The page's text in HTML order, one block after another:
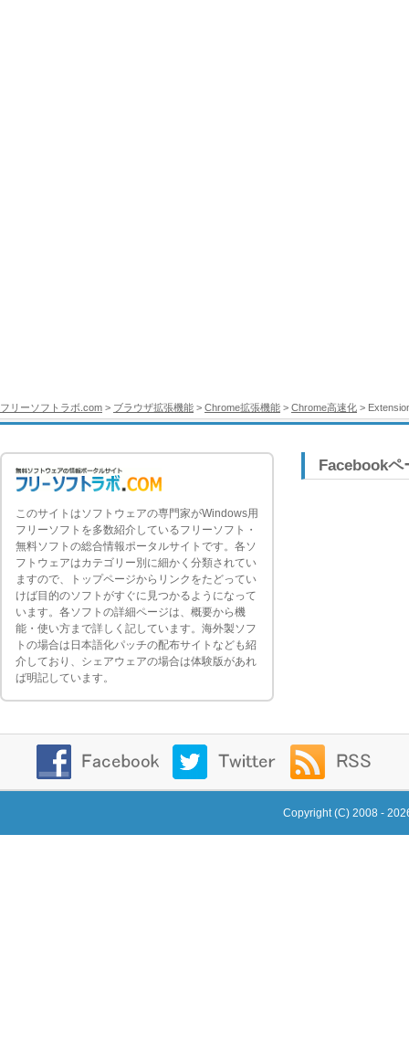
フリーソフトラボ.com > ブラウザ拡張機能 > Chrome拡張機能 > Chrome高速化 >
このサイトはソフトウェアの専門家がWindows用
フリーソフトを多数紹介しているフリーソフト・
無料ソフトの総合情報ポータルサイトです。各ソ
フトウェアはカテゴリー別に細かく分類されてい
ますので、トップページからリンクをたどってい
けば目的のソフトがすぐに見つかるようになって
います。各ソフトの詳細ページは、概要から機
能・使い方まで詳しく記しています。海外製ソフ
トの場合は日本語化パッチの配布サイトなども紹
介しており、シェアウェアの場合は体験版があれ
ば明記しています。
Facebookペ
Copyright (C) 2008 -